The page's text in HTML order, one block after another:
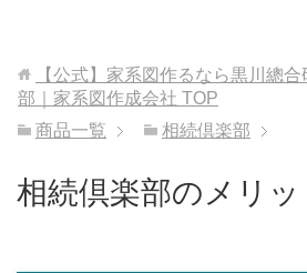
【公式】家系図作るなら黒川總
部｜家系図作成会社 TOP
商品一覧
相続倶楽部
相続倶楽部のメリッ